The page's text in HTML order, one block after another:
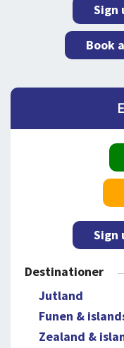
Sign
Book
Sign
Destinationer
Jutland
Funen &
Zealand &